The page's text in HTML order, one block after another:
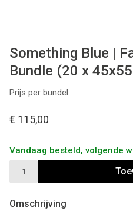
Something Blue |
Bundle (20 x
Prijs per bundel
€ 115,00
Vandaag besteld, volgende
Omschrijving